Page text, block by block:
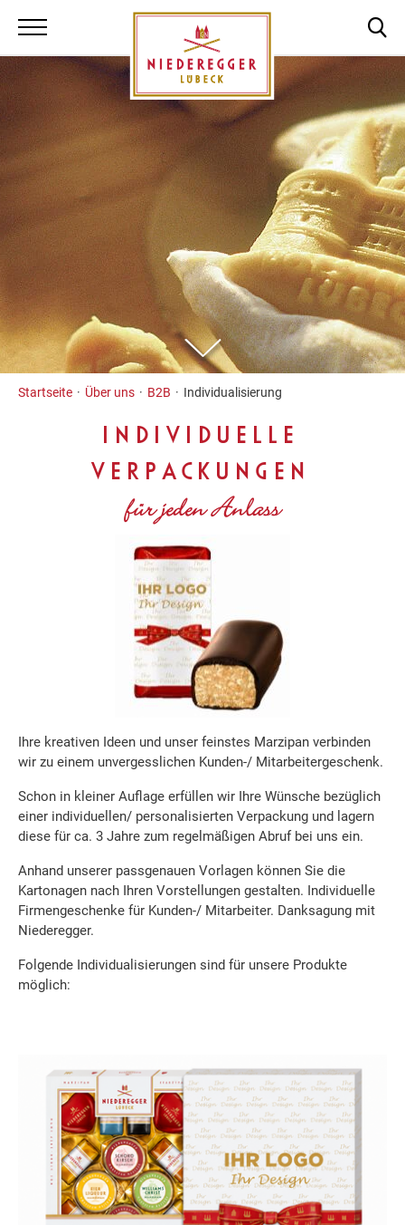
Niederegger
Zum
Inhalt
Startseite Über uns B2B Individualisierung
INDIVIDUELLE
VERPACKUNGEN
für jeden Anlass
Ihre kreativen Ideen und unser feinstes Marzipan verbinden
wir zu einem unvergesslichen Kunden-/ Mitarbeitergeschenk.
Schon in kleiner Auflage erfüllen wir Ihre Wünsche bezüglich
einer individuellen/ personalisierten Verpackung und lagern
diese für ca. 3 Jahre zum regelmäßigen Abruf bei uns ein.
Anhand unserer passgenauen Vorlagen können Sie die
Kartonagen nach Ihren Vorstellungen gestalten. Individuelle
Firmengeschenke für Kunden-/ Mitarbeiter. Danksagung mit
Niederegger.
Folgende Individualisierungen sind für unsere Produkte
möglich: